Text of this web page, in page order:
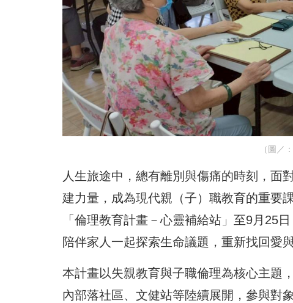
（圖／
人生旅途中，總有離別與傷痛的時刻，面
建力量，成為現代親（子）職教育的重要
「倫理教育計畫－心靈補給站」至9月25
陪伴家人一起探索生命議題，重新找回愛與
本計畫以失親教育與子職倫理為核心主題
內部落社區、文健站等陸續展開，參與對